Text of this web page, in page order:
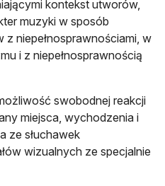
kontekst utworów,
muzyki w sposób
niepełnosprawnościami, w
i z niepełnosprawnością
swobodnej reakcji
miejsca, wychodzenia i
ze słuchawek
wizualnych ze specjalnie